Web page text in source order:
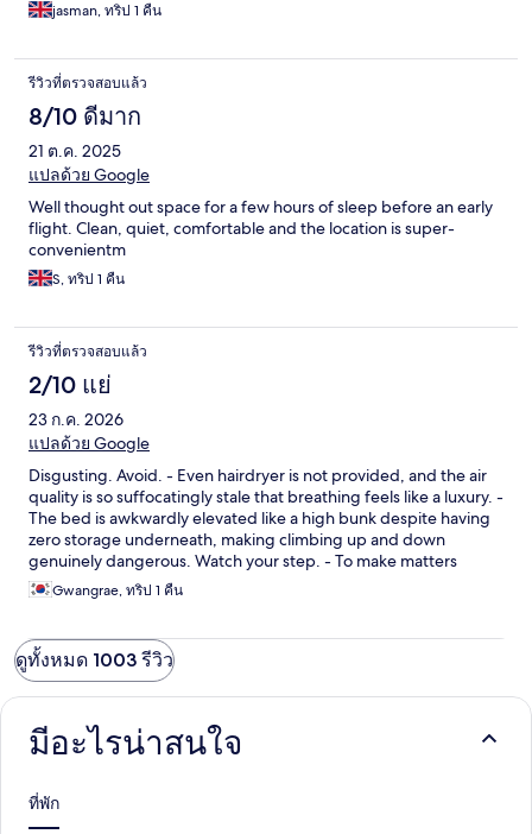
jasman, ทริป 1 คืน
รีวิวที่ตรวจสอบแล้ว
8/10 ดีมาก
21 ต.ค. 2025
แปลด้วย Google
Well thought out space for a few hours of sleep before an early
flight. Clean, quiet, comfortable and the location is super-
convenientm
S, ทริป 1 คืน
รีวิวที่ตรวจสอบแล้ว
2/10 แย่
23 ก.ค. 2026
แปลด้วย Google
Disgusting. Avoid. - Even hairdryer is not provided, and the air
quality is so suffocatingly stale that breathing feels like a luxury. -
​The bed is awkwardly elevated like a high bunk despite having
zero storage underneath, making climbing up and down
genuinely dangerous. Watch your step. - ​To make matters
worse, insects are crawling out of the dusty ceiling vents directly
above the bed. - No temperature control inside room
Gwangrae, ทริป 1 คืน
ดูทั้งหมด 1003 รีวิว
มีอะไรน่าสนใจ
ที่พัก